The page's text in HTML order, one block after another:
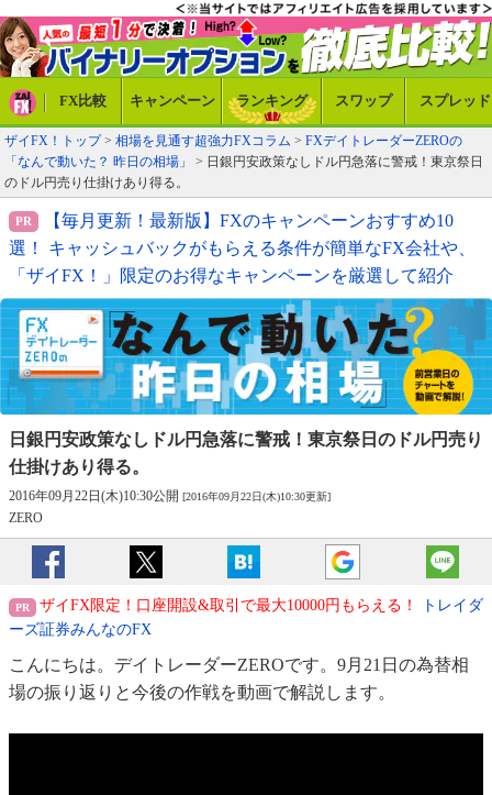
FX比較 キャンペーン ランキング スワップ スプレッド
ザイFX！トップ> 相場を見通す超強力FXコラム > FXデイトレーダーZEROの
「なんで動いた？ 昨日の相場」
> 日銀円安政策なしドル円急落に警戒！東京祭日
のドル円売り仕掛けあり得る。
【毎月更新！最新版】FXのキャンペーンおすすめ10
選！ キャッシュバックがもらえる条件が簡単なFX会社や、
「ザイFX！」限定のお得なキャンペーンを厳選して紹介
日銀円安政策なしドル円急落に警戒！ 東京祭日のドル円売り
仕掛けあり得る。
2016年09月22日(木)10:30公開 [2016年09月22日(木)10:30更新]
ZERO
ザイFX限定！口座開設&取引で最大10000円もらえる！
トレイダ
ーズ証券みんなのFX
こんにちは。デイトレーダーZEROです。9月21日の為替相
場の振り返りと今後の作戦を動画で解説します。